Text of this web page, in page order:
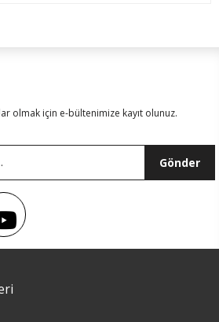
olmak için e-bültenimize kayıt olunuz.
Gönder